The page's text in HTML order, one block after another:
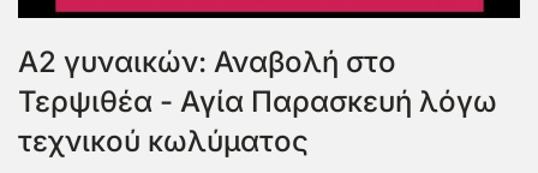
Α2 γυναικών: Αναβολή στο
Τερψιθέα - Αγία Παρασκευή λόγω
τεχνικού κωλύματος